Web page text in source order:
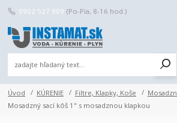
0902 527 909 (Po-Pia, 8-16 hod.)
Úvod KÚRENIE Filtre, Klapky, Koše
Mosadzný sací kôš 1" s mosadznou klapkou